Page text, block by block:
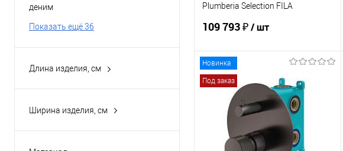
деним
Показать ещё 36
Длина изделия, см
Ширина изделия, см
Plumberia Selection FILA
109 793 ₽/ шт
В корзину
Купить в 1 клик
Сравнение
В избранное
Под заказ
Новинка
Под заказ